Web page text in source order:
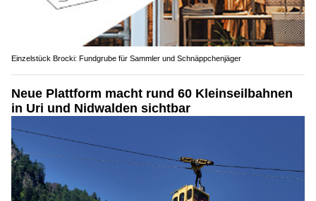
Einzelstück Brocki: Fundgrube für Sammler und Schnäppchenjäger
Neue Plattform macht rund 60 Kleinseilbahnen
in Uri und Nidwalden sichtbar